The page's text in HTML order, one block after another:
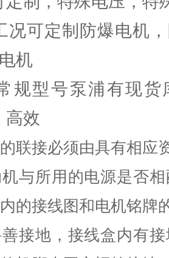
况可定制防爆电机
机
规型号泵浦有现
高效
联接必须由具有相应
与所用的电源是否
的接线图和电机铭牌
接地，接线盒内有